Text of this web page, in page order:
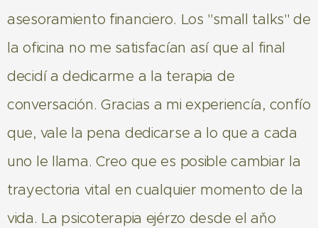
asesoramiento financiero. Los "small talks" de
la oficina no me satisfacían así que al final
decidí a dedicarme a la terapia de
conversación. Gracias a mi experiencía, confío
que, vale la pena dedicarse a lo que a cada
uno le llama. Creo que es posible cambiar la
trayectoria vital en cualquier momento de la
vida. La psicoterapia ejérzo desde el aňo